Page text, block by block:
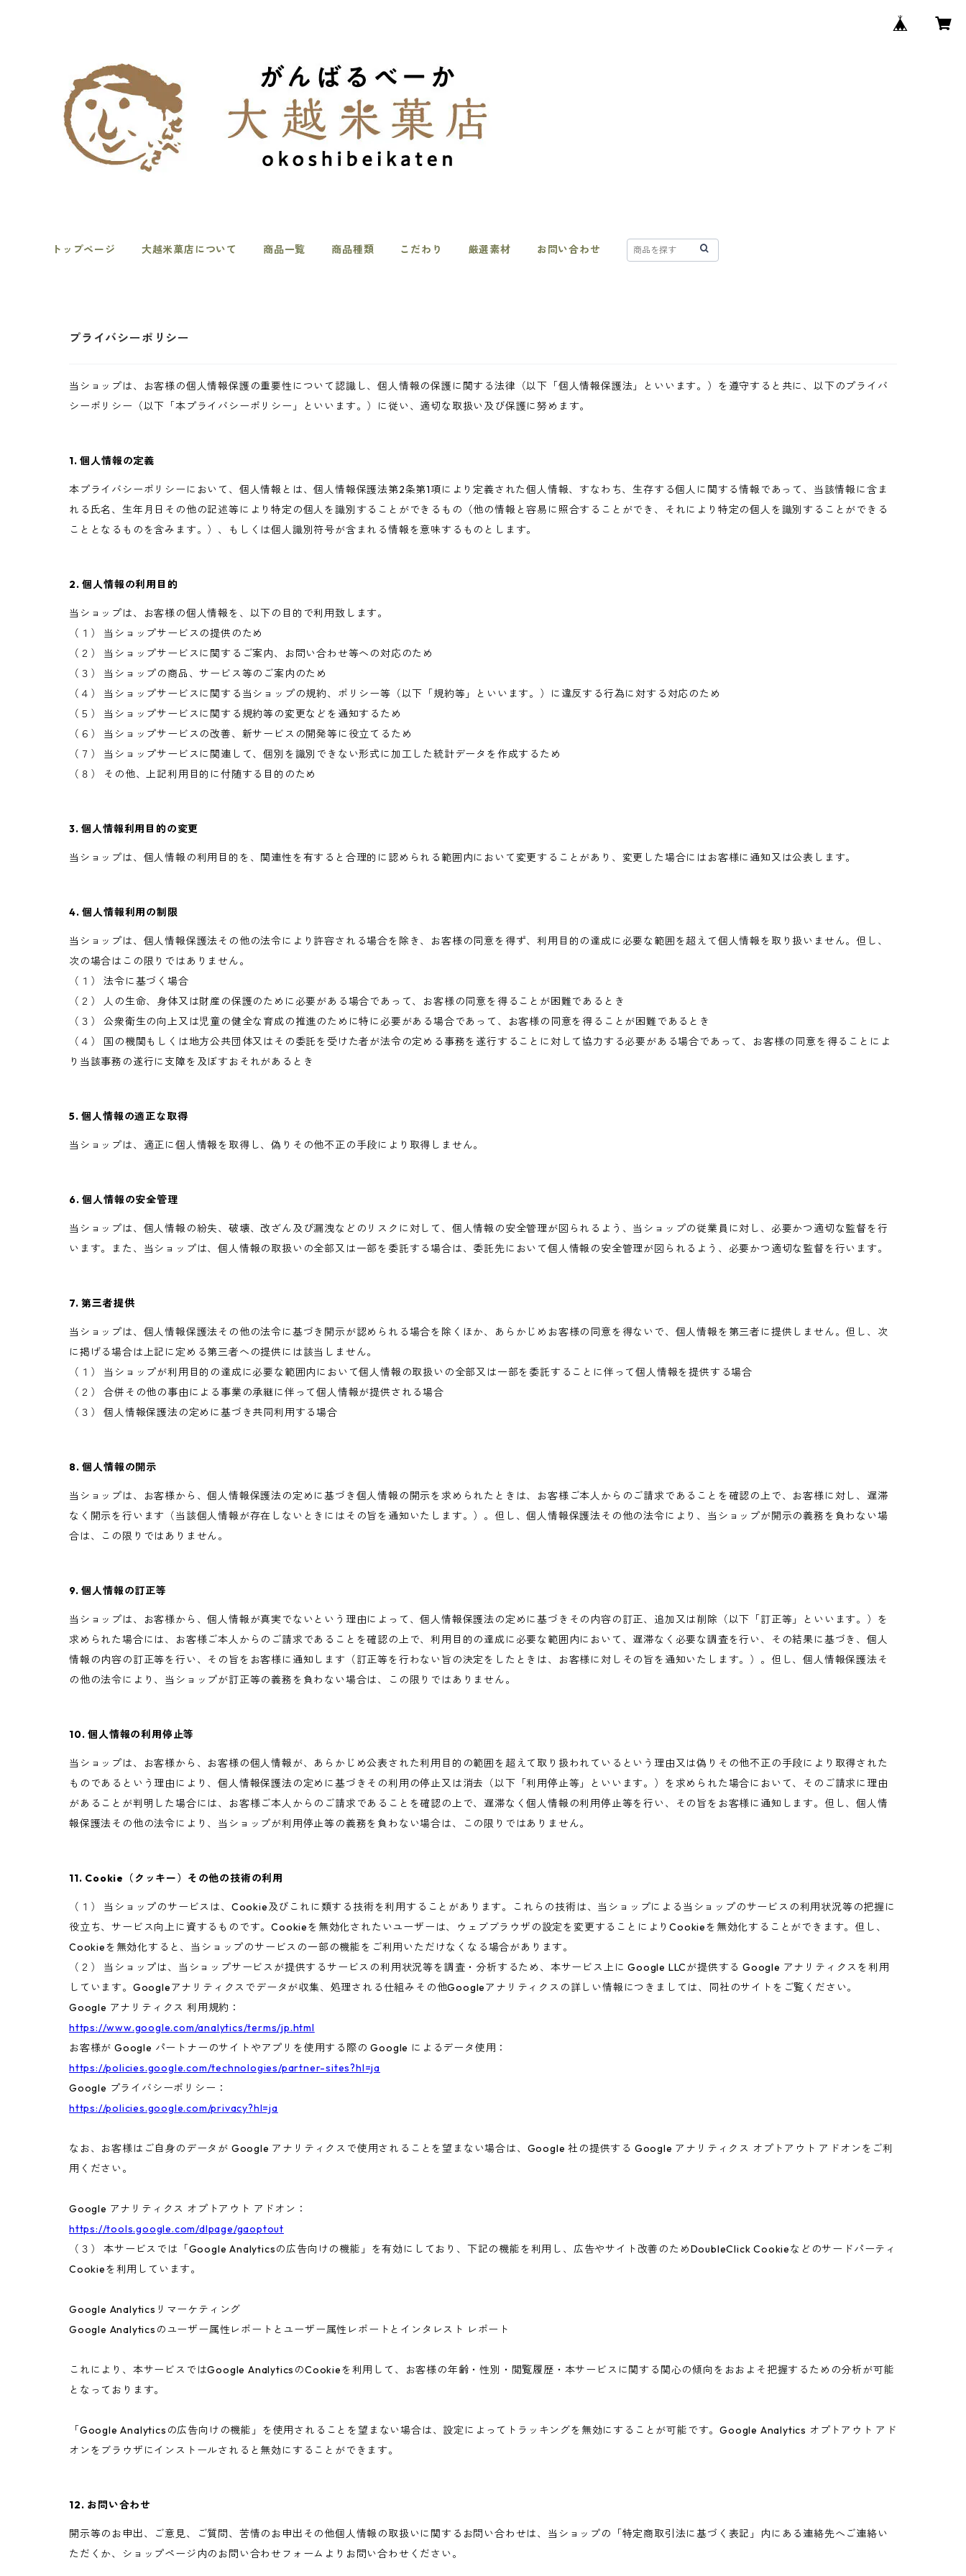
トップページ 大越米菓店について 商品一覧 商品種類 こだわり 厳選素材 お問い合わせ
プライバシーポリシー
当ショップは、お客様の個人情報保護の重要性について認識し、個人情報の保護に関する法律（以下「個人情報保護法」といいます。）を遵守すると共に、以下のプライバ
シーポリシー（以下「本プライバシーポリシー」といいます。）に従い、適切な取扱い及び保護に努めます。
1. 個人情報の定義
本プライバシーポリシーにおいて、個人情報とは、個人情報保護法第2条第1項により定義された個人情報、すなわち、生存する個人に関する情報であって、当該情報に含ま
れる氏名、生年月日その他の記述等により特定の個人を識別することができるもの（他の情報と容易に照合することができ、それにより特定の個人を識別することができる
こととなるものを含みます。）、もしくは個人識別符号が含まれる情報を意味するものとします。
2. 個人情報の利用目的
当ショップは、お客様の個人情報を、以下の目的で利用致します。
（１） 当ショップサービスの提供のため
（２） 当ショップサービスに関するご案内、お問い合わせ等への対応のため
（３） 当ショップの商品、サービス等のご案内のため
（４） 当ショップサービスに関する当ショップの規約、ポリシー等（以下「規約等」といいます。）に違反する行為に対する対応のため
（５） 当ショップサービスに関する規約等の変更などを通知するため
（６） 当ショップサービスの改善、新サービスの開発等に役立てるため
（７） 当ショップサービスに関連して、個別を識別できない形式に加工した統計データを作成するため
（８） その他、上記利用目的に付随する目的のため
3. 個人情報利用目的の変更
当ショップは、個人情報の利用目的を、関連性を有すると合理的に認められる範囲内において変更することがあり、変更した場合にはお客様に通知又は公表します。
4. 個人情報利用の制限
当ショップは、個人情報保護法その他の法令により許容される場合を除き、お客様の同意を得ず、利用目的の達成に必要な範囲を超えて個人情報を取り扱いません。但し、
次の場合はこの限りではありません。
（１） 法令に基づく場合
（２） 人の生命、身体又は財産の保護のために必要がある場合であって、お客様の同意を得ることが困難であるとき
（３） 公衆衛生の向上又は児童の健全な育成の推進のために特に必要がある場合であって、お客様の同意を得ることが困難であるとき
（４） 国の機関もしくは地方公共団体又はその委託を受けた者が法令の定める事務を遂行することに対して協力する必要がある場合であって、お客様の同意を得ることによ
り当該事務の遂行に支障を及ぼすおそれがあるとき
5. 個人情報の適正な取得
当ショップは、適正に個人情報を取得し、偽りその他不正の手段により取得しません。
6. 個人情報の安全管理
当ショップは、個人情報の紛失、破壊、改ざん及び漏洩などのリスクに対して、個人情報の安全管理が図られるよう、当ショップの従業員に対し、必要かつ適切な監督を行
います。また、当ショップは、個人情報の取扱いの全部又は一部を委託する場合は、委託先において個人情報の安全管理が図られるよう、必要かつ適切な監督を行います。
7. 第三者提供
当ショップは、個人情報保護法その他の法令に基づき開示が認められる場合を除くほか、あらかじめお客様の同意を得ないで、個人情報を第三者に提供しません。但し、次
に掲げる場合は上記に定める第三者への提供には該当しません。
（１） 当ショップが利用目的の達成に必要な範囲内において個人情報の取扱いの全部又は一部を委託することに伴って個人情報を提供する場合
（２） 合併その他の事由による事業の承継に伴って個人情報が提供される場合
（３） 個人情報保護法の定めに基づき共同利用する場合
8. 個人情報の開示
当ショップは、お客様から、個人情報保護法の定めに基づき個人情報の開示を求められたときは、お客様ご本人からのご請求であることを確認の上で、お客様に対し、遅滞
なく開示を行います（当該個人情報が存在しないときにはその旨を通知いたします。）。但し、個人情報保護法その他の法令により、当ショップが開示の義務を負わない場
合は、この限りではありません。
9. 個人情報の訂正等
当ショップは、お客様から、個人情報が真実でないという理由によって、個人情報保護法の定めに基づきその内容の訂正、追加又は削除（以下「訂正等」といいます。）を
求められた場合には、お客様ご本人からのご請求であることを確認の上で、利用目的の達成に必要な範囲内において、遅滞なく必要な調査を行い、その結果に基づき、個人
情報の内容の訂正等を行い、その旨をお客様に通知します（訂正等を行わない旨の決定をしたときは、お客様に対しその旨を通知いたします。）。但し、個人情報保護法そ
の他の法令により、当ショップが訂正等の義務を負わない場合は、この限りではありません。
10. 個人情報の利用停止等
当ショップは、お客様から、お客様の個人情報が、あらかじめ公表された利用目的の範囲を超えて取り扱われているという理由又は偽りその他不正の手段により取得された
ものであるという理由により、個人情報保護法の定めに基づきその利用の停止又は消去（以下「利用停止等」といいます。）を求められた場合において、そのご請求に理由
があることが判明した場合には、お客様ご本人からのご請求であることを確認の上で、遅滞なく個人情報の利用停止等を行い、その旨をお客様に通知します。但し、個人情
報保護法その他の法令により、当ショップが利用停止等の義務を負わない場合は、この限りではありません。
11. Cookie（クッキー）その他の技術の利用
（１） 当ショップのサービスは、Cookie及びこれに類する技術を利用することがあります。これらの技術は、当ショップによる当ショップのサービスの利用状況等の把握に
役立ち、サービス向上に資するものです。Cookieを無効化されたいユーザーは、ウェブブラウザの設定を変更することによりCookieを無効化することができます。但し、
Cookieを無効化すると、当ショップのサービスの一部の機能をご利用いただけなくなる場合があります。
（２） 当ショップは、当ショップサービスが提供するサービスの利用状況等を調査・分析するため、本サービス上に Google LLCが提供する Google アナリティクスを利用
しています。Googleアナリティクスでデータが収集、処理される仕組みその他Googleアナリティクスの詳しい情報につきましては、同社のサイトをご覧ください。
Google アナリティクス 利用規約：
https://www.google.com/analytics/terms/jp.html
お客様が Google パートナーのサイトやアプリを使用する際の Google によるデータ使用：
https://policies.google.com/technologies/partner-sites?hl=ja
Google プライバシーポリシー：
https://policies.google.com/privacy?hl=ja
なお、お客様はご自身のデータが Google アナリティクスで使用されることを望まない場合は、Google 社の提供する Google アナリティクス オプトアウト アドオンをご利
用ください。
Google アナリティクス オプトアウト アドオン：
https://tools.google.com/dlpage/gaoptout
（３） 本サービスでは「Google Analyticsの広告向けの機能」を有効にしており、下記の機能を利用し、広告やサイト改善のためDoubleClick Cookieなどのサードパーティ
Cookieを利用しています。
Google Analyticsリマーケティング
Google Analyticsのユーザー属性レポートとユーザー属性レポートとインタレスト レポート
これにより、本サービスではGoogle AnalyticsのCookieを利用して、お客様の年齢・性別・閲覧履歴・本サービスに関する関心の傾向をおおよそ把握するための分析が可能
となっております。
「Google Analyticsの広告向けの機能」を使用されることを望まない場合は、設定によってトラッキングを無効にすることが可能です。Google Analytics オプトアウト アド
オンをブラウザにインストールされると無効にすることができます。
12. お問い合わせ
開示等のお申出、ご意見、ご質問、苦情のお申出その他個人情報の取扱いに関するお問い合わせは、当ショップの「特定商取引法に基づく表記」内にある連絡先へご連絡い
ただくか、ショップページ内のお問い合わせフォームよりお問い合わせください。